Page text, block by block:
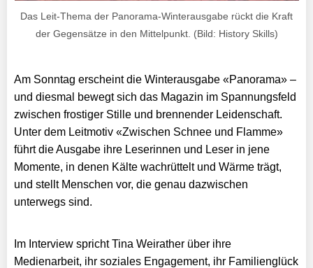
Das Leit-Thema der Panorama-Winterausgabe rückt die Kraft
der Gegensätze in den Mittelpunkt. (Bild: History Skills)
Am Sonntag erscheint die Winterausgabe «Panorama» –
und diesmal bewegt sich das Magazin im Spannungsfeld
zwischen frostiger Stille und brennender Leidenschaft.
Unter dem Leitmotiv «Zwischen Schnee und Flamme»
führt die Ausgabe ihre Leserinnen und Leser in jene
Momente, in denen Kälte wachrüttelt und Wärme trägt,
und stellt Menschen vor, die genau dazwischen
unterwegs sind.
Im Interview spricht Tina Weirather über ihre
Medienarbeit, ihr soziales Engagement, ihr Familienglück